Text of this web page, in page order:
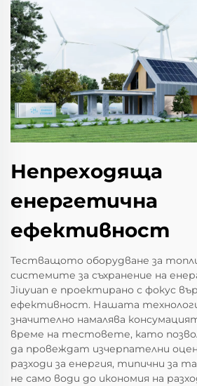
Непреходяща
енергетична
ефективност
Тестващото оборудване за
системите за съхранение на
Jiuyuan е проектирано с фокус
ефективност. Нашата
значително намалява
време на тестовете, като
да провеждат изчерпателни
разходи за енергия, типични за
не само води до икономия на